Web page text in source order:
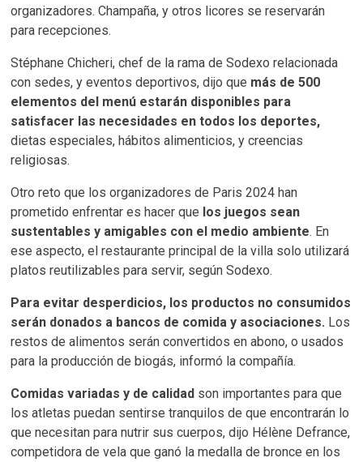
organizadores. Champaña, y otros licores se reservarán
para recepciones.
Stéphane Chicheri, chef de la rama de Sodexo relacionada
con sedes, y eventos deportivos, dijo que más de 500
elementos del menú estarán disponibles para
satisfacer las necesidades en todos los deportes,
dietas especiales, hábitos alimenticios, y creencias
religiosas.
Otro reto que los organizadores de Paris 2024 han
prometido enfrentar es hacer que los juegos sean
sustentables y amigables con el medio ambiente. En
ese aspecto, el restaurante principal de la villa solo utilizará
platos reutilizables para servir, según Sodexo.
Para evitar desperdicios, los productos no consumidos
serán donados a bancos de comida y asociaciones. Los
restos de alimentos serán convertidos en abono, o usados
para la producción de biogás, informó la compañía.
Comidas variadas y de calidad son importantes para que
los atletas puedan sentirse tranquilos de que encontrarán lo
que necesitan para nutrir sus cuerpos, dijo Hélène Defrance,
competidora de vela que ganó la medalla de bronce en los